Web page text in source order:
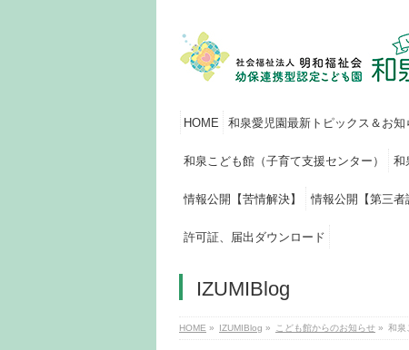
HOME 和泉愛児園最新トピックス＆お知
和泉こども館（子育て支援センター） 和
情報公開【苦情解決】 情報公開【第三
許可証、届出ダウンロード
IZUMIBlog
HOME » IZUMIBlog » こども館からのお知らせ » 和泉